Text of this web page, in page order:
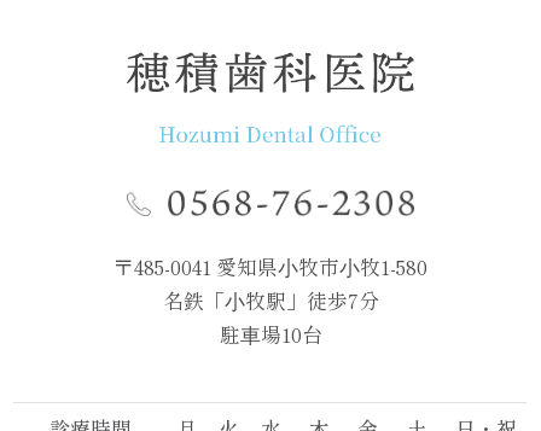
〒485-0041 愛知県⼩牧市⼩牧1-580
名鉄「⼩牧駅」徒歩7分
駐⾞場10台